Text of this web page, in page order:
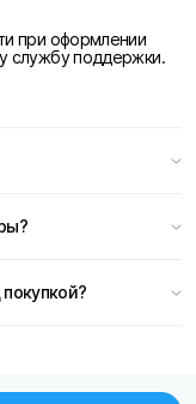
при оформлении
службу поддержки.